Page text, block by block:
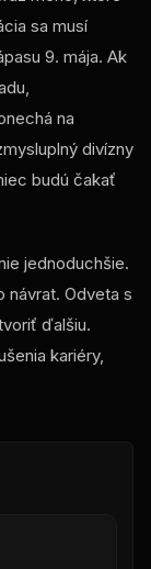
sa musí
9. mája. Ak
na
divízny
budú čakať
jednoduchšie.
návrat. Odveta s
ďalšiu.
kariéry,